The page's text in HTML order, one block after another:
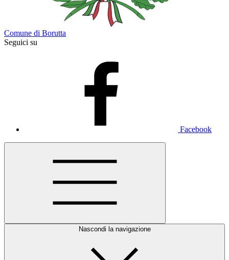
Comune di Borutta
Seguici su
Facebook
Nascondi la navigazione